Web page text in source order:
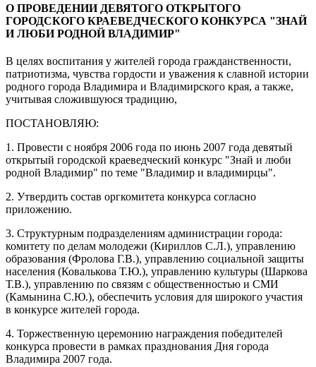
О ПРОВЕДЕНИИ ДЕВЯТОГО ОТКРЫТОГО
ГОРОДСКОГО КРАЕВЕДЧЕСКОГО КОНКУРСА "ЗНАЙ
И ЛЮБИ РОДНОЙ ВЛАДИМИР"
В целях воспитания у жителей города гражданственности,
патриотизма, чувства гордости и уважения к славной истории
родного города Владимира и Владимирского края, а также,
учитывая сложившуюся традицию,
ПОСТАНОВЛЯЮ:
1. Провести с ноября 2006 года по июнь 2007 года девятый
открытый городской краеведческий конкурс "Знай и люби
родной Владимир" по теме "Владимир и владимирцы".
2. Утвердить состав оргкомитета конкурса согласно
приложению.
3. Структурным подразделениям администрации города:
комитету по делам молодежи (Кириллов С.Л.), управлению
образования (Фролова Г.В.), управлению социальной защиты
населения (Ковалькова Т.Ю.), управлению культуры (Шаркова
Т.В.), управлению по связям с общественностью и СМИ
(Камынина С.Ю.), обеспечить условия для широкого участия
в конкурсе жителей города.
4. Торжественную церемонию награждения победителей
конкурса провести в рамках празднования Дня города
Владимира 2007 года.